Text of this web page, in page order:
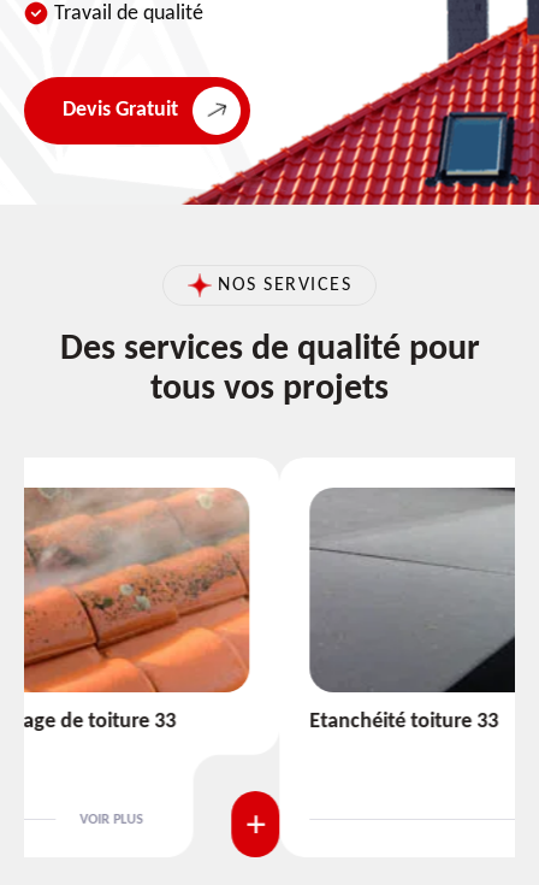
Travail de qualité
Devis Gratuit
NOS SERVICES
Des services de qualité pour
tous vos projets
Etanchéité toiture 33
VOIR PLUS